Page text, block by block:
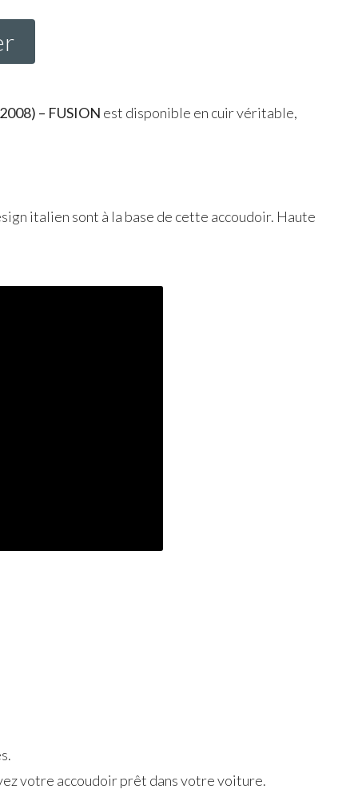
– FUSION est disponible en cuir véritable,
italien sont à la base de cette accoudoir. Haute
votre accoudoir prêt dans votre voiture.